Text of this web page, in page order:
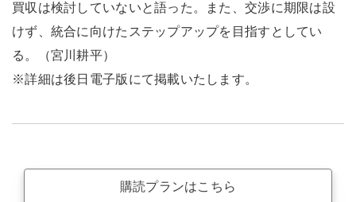
買収は検討していないと語った。また、交渉に期限は設
けず、統合に向けたステップアップを目指すとしてい
る。（宮川耕平）
※詳細は後日電子版にて掲載いたします。
購読プランはこちら